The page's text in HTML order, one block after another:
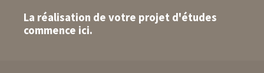
La réalisation de votre projet d'études
commence ici.